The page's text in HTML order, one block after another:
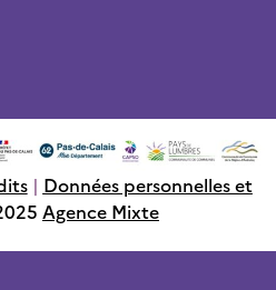
| Données personnelles et
Agence Mixte